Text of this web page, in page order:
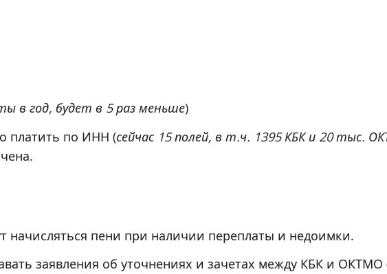
в год, будет в 5 раз меньше)
платить по ИНН (сейчас 15 полей, в т.ч. 1395 КБК и 20 тыс.
начисляться пени при наличии переплаты и недоимки.
заявления об уточнениях и зачетах между КБК и ОКТМО